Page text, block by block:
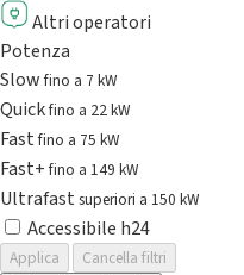
Altri operatori
Potenza
Slowfino a 7 kW
Quickfino a 22 kW
Fastfino a 75 kW
Fast+fino a 149 kW
Ultrafast superiori a 150 kW
Accessibile h24
Applica
Cancella filtri